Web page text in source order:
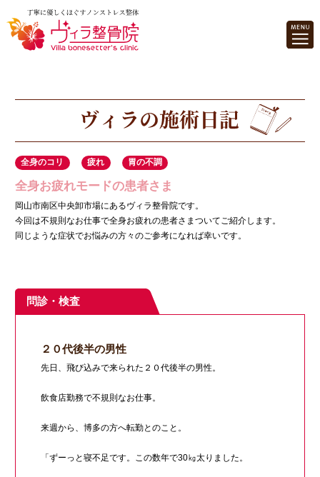
全身のコリ 疲れ 胃の不調
全身お疲れモードの患者さま
岡山市南区中央卸市場にあるヴィラ整骨院です。
今回は不規則なお仕事で全身お疲れの患者さまついてご紹介します。
同じような症状でお悩みの方々のご参考になれば幸いです。
問診・検査
２０代後半の男性
先日、飛び込みで来られた２０代後半の男性。
飲食店勤務で不規則なお仕事。
来週から、博多の方へ転勤とのこと。
「ずーっと寝不足です。この数年で30㎏太りました。